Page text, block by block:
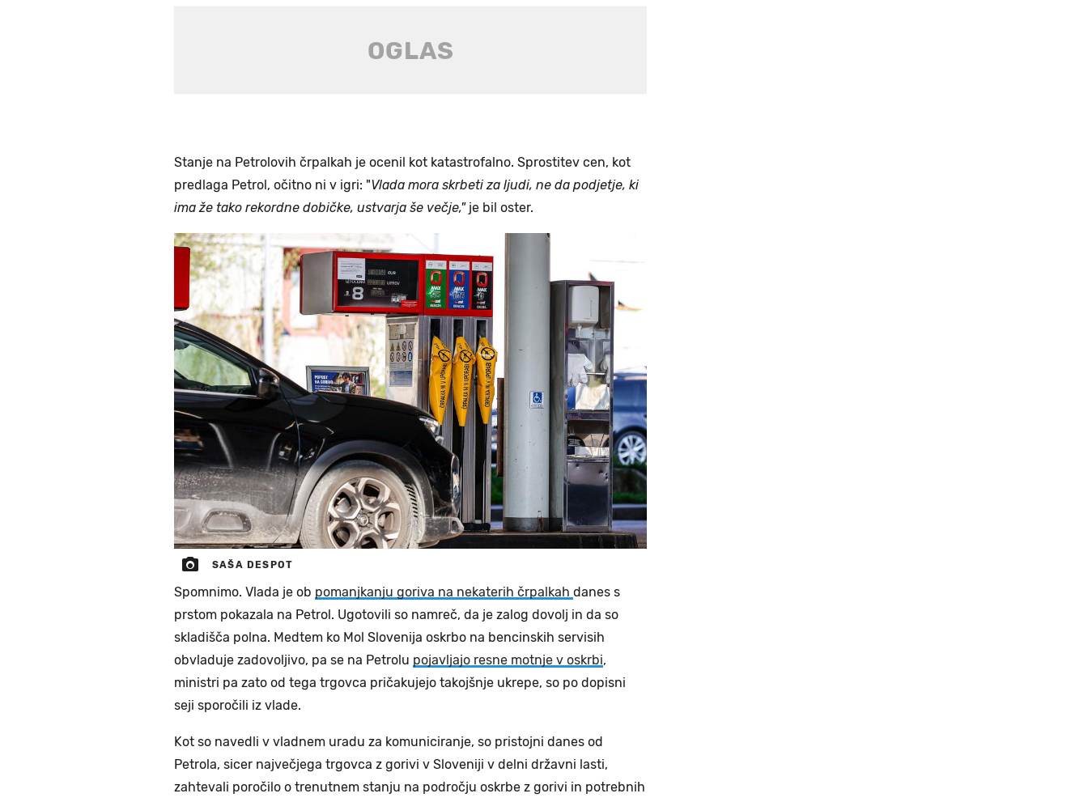
Stanje na Petrolovih črpalkah je ocenil kot katastrofalno. Sprostitev cen, kot
predlaga Petrol, očitno ni v igri: "Vlada mora skrbeti za ljudi, ne da podjetje, ki
ima že tako rekordne dobičke, ustvarja še večje,"je bil oster.
SAŠA DESPOT
Spomnimo. Vlada je ob pomanjkanju goriva na nekaterih črpalkah danes s
prstom pokazala na Petrol. Ugotovili so namreč, da je zalog dovolj in da so
skladišča polna. Medtem ko Mol Slovenija oskrbo na bencinskih servisih
obvladuje zadovoljivo, pa se na Petrolu pojavljajo resne motnje v oskrbi,
ministri pa zato od tega trgovca pričakujejo takojšnje ukrepe, so po dopisni
seji sporočili iz vlade.
Kot so navedli v vladnem uradu za komuniciranje, so pristojni danes od
Petrola, sicer največjega trgovca z gorivi v Sloveniji v delni državni lasti,
zahtevali poročilo o trenutnem stanju na področju oskrbe z gorivi in potrebnih